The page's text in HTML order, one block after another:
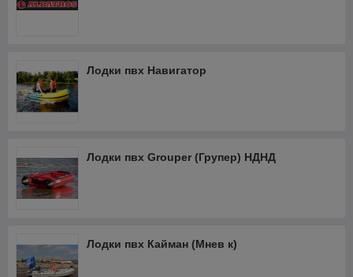
Лодки пвх Навигатор
Лодки пвх Grouper (Групер) НДНД
Лодки пвх Кайман (Мнев к)